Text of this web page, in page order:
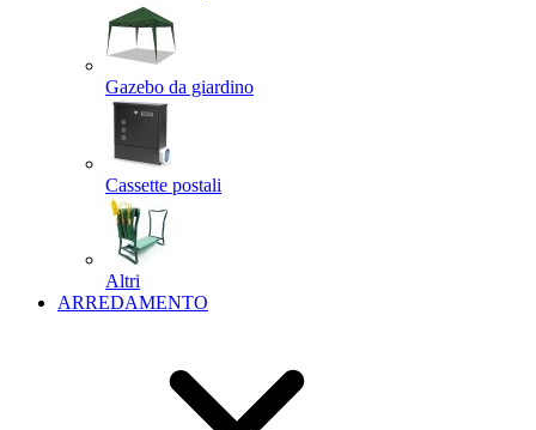
Gazebo da giardino
Cassette postali
Altri
ARREDAMENTO